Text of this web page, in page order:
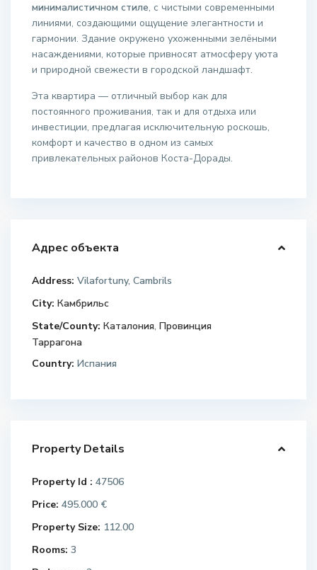
минималистичном стиле, с чистыми современными
линиями, создающими ощущение элегантности и
гармонии. Здание окружено ухоженными зелёными
насаждениями, которые привносят атмосферу уюта
и природной свежести в городской ландшафт.
Эта квартира — отличный выбор как для
постоянного проживания, так и для отдыха или
инвестиции, предлагая исключительную роскошь,
комфорт и качество в одном из самых
привлекательных районов Коста-Дорады.
Адрес объекта
Address: Vilafortuny, Cambrils
City: Камбрильс
State/County: Каталония,Провинция
Таррагона
Country: Испания
Property Details
Property Id : 47506
Price: 495.000 €
Property Size: 112.00
Rooms: 3